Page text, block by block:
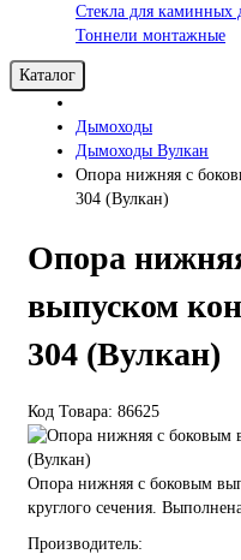
Стекла для каминных
Тоннели монтажные
Каталог
Дымоходы
Дымоходы Вулкан
Опора нижняя с
304 (Вулкан)
Опора
выпуском
304 (Вулкан)
Код Товара: 86625
Опора нижняя с боковым
круглого сечения.
Производитель: